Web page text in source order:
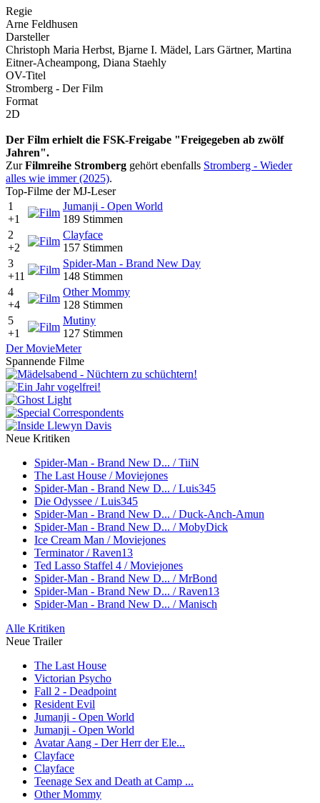
Regie
Arne Feldhusen
Darsteller
Christoph Maria Herbst, Bjarne I. Mädel, Lars Gärtner, Martina
Eitner-Acheampong, Diana Staehly
OV-Titel
Stromberg - Der Film
Format
2D
Der Film erhielt die FSK-Freigabe "Freigegeben ab zwölf
Jahren".
ZurFilmreihe Stromberg gehört ebenfalls Stromberg - Wieder
alles wie immer (2025).
Top-Filme der MJ-Leser
1
+1
Jumanji - Open World
189 Stimmen
2
+2
Clayface
157 Stimmen
3
+11
Spider-Man - Brand New Day
148 Stimmen
4
+4
Other Mommy
128 Stimmen
5
+1
Mutiny
127 Stimmen
Der MovieMeter
Spannende Filme
Neue Kritiken
Spider-Man - Brand New D... / TiiN
The Last House / Moviejones
Spider-Man - Brand New D... / Luis345
Die Odyssee / Luis345
Spider-Man - Brand New D... / Duck-Anch-Amun
Spider-Man - Brand New D... / MobyDick
Ice Cream Man / Moviejones
Terminator / Raven13
Ted Lasso Staffel 4 / Moviejones
Spider-Man - Brand New D... / MrBond
Spider-Man - Brand New D... / Raven13
Spider-Man - Brand New D... / Manisch
Alle Kritiken
Neue Trailer
The Last House
Victorian Psycho
Fall 2 - Deadpoint
Resident Evil
Jumanji - Open World
Jumanji - Open World
Avatar Aang - Der Herr der Ele...
Clayface
Clayface
Teenage Sex and Death at Camp ...
Other Mommy